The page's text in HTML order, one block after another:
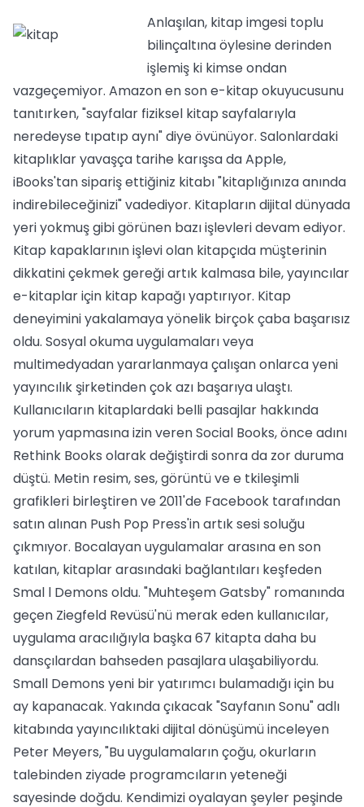
Anlaşılan, kitap imgesi toplu
bilinçaltına öylesine derinden
işlemiş ki kimse ondan
vazgeçemiyor. Amazon en son e-kitap okuyucusunu
tanıtırken, "sayfalar fiziksel kitap sayfalarıyla
neredeyse tıpatıp aynı" diye övünüyor. Salonlardaki
kitaplıklar yavaşça tarihe karışsa da Apple,
iBooks'tan sipariş ettiğiniz kitabı "kitaplığınıza anında
indirebileceğinizi" vadediyor. Kitapların dijital dünyada
yeri yokmuş gibi görünen bazı işlevleri devam ediyor.
Kitap kapaklarının işlevi olan kitapçıda müşterinin
dikkatini çekmek gereği artık kalmasa bile, yayıncılar
e-kitaplar için kitap kapağı yaptırıyor. Kitap
deneyimini yakalamaya yönelik birçok çaba başarısız
oldu. Sosyal okuma uygulamaları veya
multimedyadan yararlanmaya çalışan onlarca yeni
yayıncılık şirketinden çok azı başarıya ulaştı.
Kullanıcıların kitaplardaki belli pasajlar hakkında
yorum yapmasına izin veren Social Books, önce adını
Rethink Books olarak değiştirdi sonra da zor duruma
düştü. Metin resim, ses, görüntü ve e tkileşimli
grafikleri birleştiren ve 2011'de Facebook tarafından
satın alınan Push Pop Press'in artık sesi soluğu
çıkmıyor. Bocalayan uygulamalar arasına en son
katılan, kitaplar arasındaki bağlantıları keşfeden
Smal l Demons oldu. "Muhteşem Gatsby" romanında
geçen Ziegfeld Revüsü'nü merak eden kullanıcılar,
uygulama aracılığıyla başka 67 kitapta daha bu
dansçılardan bahseden pasajlara ulaşabiliyordu.
Small Demons yeni bir yatırımcı bulamadığı için bu
ay kapanacak. Yakında çıkacak "Sayfanın Sonu" adlı
kitabında yayıncılıktaki dijital dönüşümü inceleyen
Peter Meyers, "Bu uygulamaların çoğu, okurların
talebinden ziyade programcıların yeteneği
sayesinde doğdu. Kendimizi oyalayan şeyler peşinde